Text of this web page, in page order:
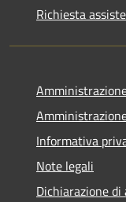
Richiesta
Informativa
Note legali
Dichiarazione